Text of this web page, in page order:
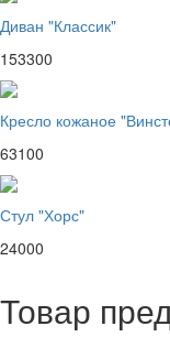
Диван "Классик"
153300
Кресло кожаное
63100
Стул "Хорс"
24000
Товар